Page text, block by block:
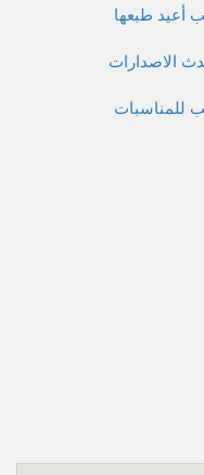
أعيد طبعها
الاصدارات
للمناسبات